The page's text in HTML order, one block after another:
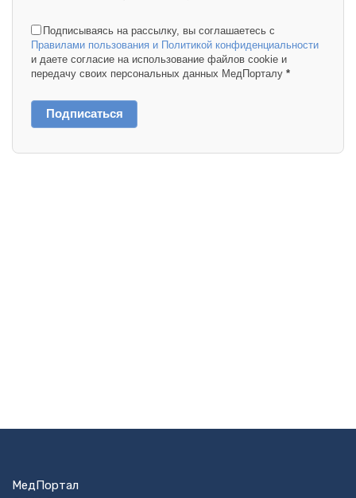
Подписываясь на рассылку, вы соглашаетесь с
Правилами пользования и Политикой конфиденциальности
и даете согласие на использование файлов cookie и
передачу своих персональных данных МедПорталу *
Подписаться
МедПортал